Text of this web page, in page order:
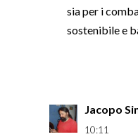
sia per i
sostenibile e
Jacopo
10:11